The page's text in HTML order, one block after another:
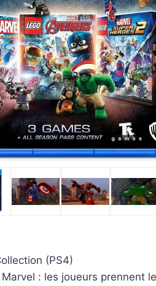
(PS4)
: les joueurs prennent